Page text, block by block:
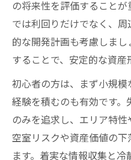
説
大阪府資料から
投資家視点で読み解
大阪府の経済力
影響
不動産投資で注
大阪府の経済デ
の将来性を評価すること
では利回りだけでなく、
的な開発計画も考慮しま
することで、安定的な資産
初心者の方は、まず小規
経験を積むのも有効です
のみを追求し、エリア特性
空室リスクや資産価値の
ます。着実な情報収集と冷